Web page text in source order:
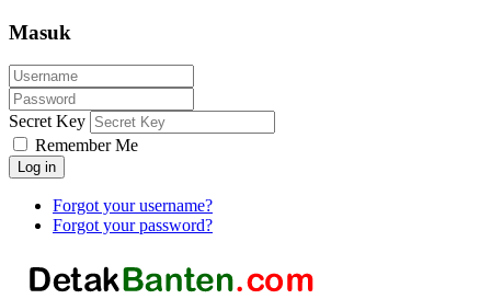
Masuk
Secret Key
Remember Me
Log in
Forgot your username?
Forgot your password?